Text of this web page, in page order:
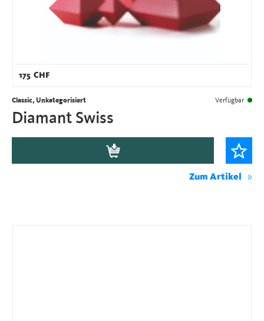
175 CHF
Classic, Unkategorisiert Verfügbar
Diamant Swiss
Zum Artikel